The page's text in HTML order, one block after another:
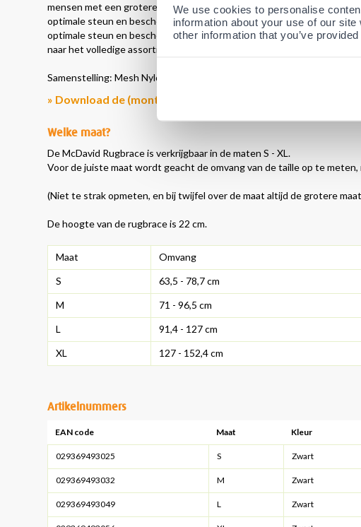
We use cookies to personalise
information about your use of our
other information that you’ve
mensen met een grotere buikomvang. Door al deze unieke
optimale steun en bescherming tijdens het sporten en werken en is
optimale steun en bescherming tijdens het sporten, werken, of bij
naar het volledige assortiment van McDavid? Bekijk dan onze categorie
Samenstelling: Mesh Nylon, Lycra, Polyester, Rubber en Staal (baleinen)
» Download de (montage)handleiding
Welke maat?
De McDavid Rugbrace is verkrijgbaar in de maten S - XL.
Voor de juiste maat wordt geacht de omvang van de taille op te
(Niet te strak opmeten, en bij twijfel over de maat altijd de grotere
De hoogte van de rugbrace is 22 cm.
Maat
Omvang
S
63,5 - 78,7 cm
M
71 - 96,5 cm
L
91,4 - 127 cm
XL
127 - 152,4 cm
Artikelnummers
EAN code Maat Kleur
029369493025 S Zwart
029369493032 M Zwart
029369493049 L Zwart